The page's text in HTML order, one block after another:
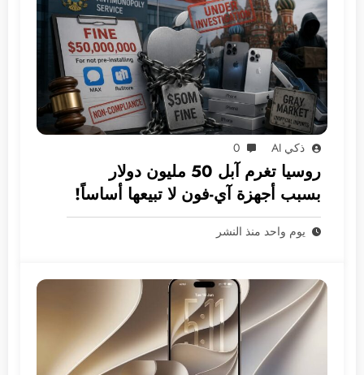
ذكي AI 0
روسيا تغرم آبل 50 مليون دولار
بسبب أجهزة آي-فون لا تبيعها أساساً!
يوم واحد منذ النشر